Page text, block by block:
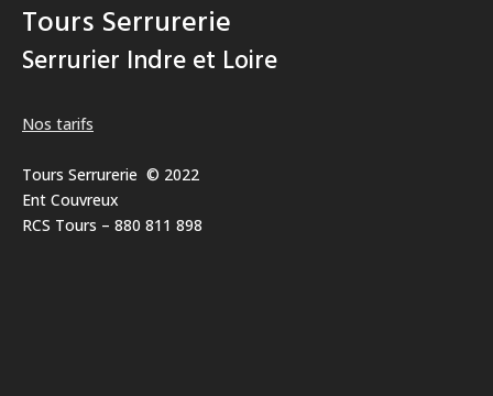
Tours Serrurerie
Serrurier Indre et Loire
Nos tarifs
Tours Serrurerie © 2022
Ent Couvreux
RCS Tours – 880 811 898